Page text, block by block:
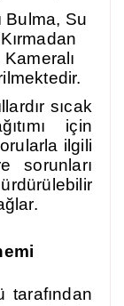
Bulma, Su
sıcak
için
ilgili
sorunları
tarafından